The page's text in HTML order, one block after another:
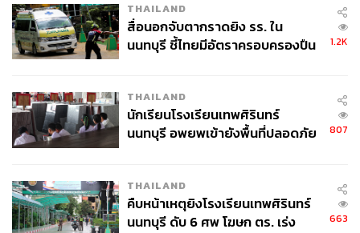
345
THAILAND
สื่อนอกจับตากราดยิง รร. ใน
นนทบุรี ชี้ไทยมีอัตราครอบครองปืน
1.2K
THAILAND
นักเรียนโรงเรียนเทพศิรินทร์
นนทบุรี อพยพเข้ายังพื้นที่ปลอดภัย
807
THAILAND
คืบหน้าเหตุยิงโรงเรียนเทพศิรินทร์
นนทบุรี ดับ 6 ศพ โฆษก ตร. เร่ง
663